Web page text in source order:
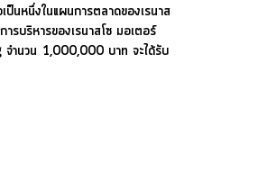
นหนึ่งในแผนการตลาดของเรนาส
รบริหารของเรนาสโซ มอเตอร์
จำนวน 1,000,000 บาท จะได้รับ